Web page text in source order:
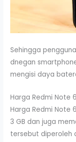
Sehingga
dnegan
mengisi daya
Harga Redmi Note
Harga Redmi Note
3 GB dan juga
tersebut diperoleh